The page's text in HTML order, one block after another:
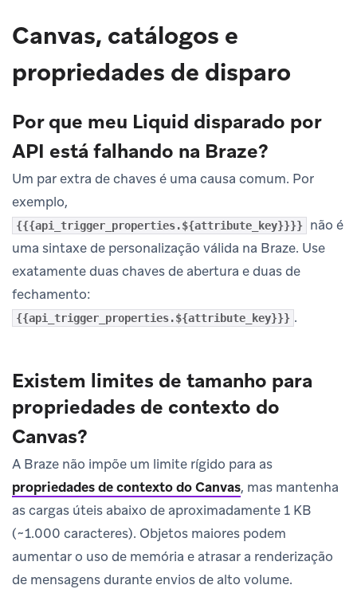
Canvas, catálogos e
propriedades de disparo
Por que meu Liquid disparado por
API está falhando na Braze?
Um par extra de chaves é uma causa comum. Por
exemplo,
{{{api_trigger_properties.${attribute_key}}}}
não é
uma sintaxe de personalização válida na Braze. Use
exatamente duas chaves de abertura e duas de
fechamento:
{{api_trigger_properties.${attribute_key}}} .
Existem limites de tamanho para
propriedades de contexto do
Canvas?
A Braze não impõe um limite rígido para as
propriedades de contexto do Canvas, mas mantenha
as cargas úteis abaixo de aproximadamente 1 KB
(~1.000 caracteres). Objetos maiores podem
aumentar o uso de memória e atrasar a renderização
de mensagens durante envios de alto volume.